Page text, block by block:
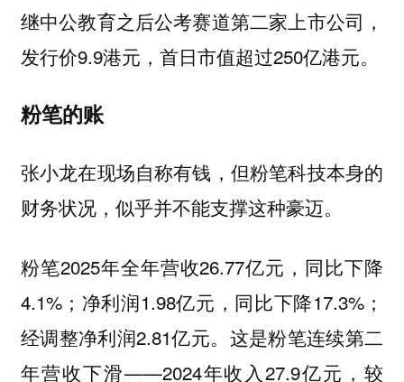
继中公教育之后公考赛道第二家上市公司，
发行价9.9港元，首日市值超过250亿港元。
粉笔的账
张小龙在现场自称有钱，但粉笔科技本身的
财务状况，似乎并不能支撑这种豪迈。
粉笔2025年全年营收26.77亿元，同比下降
4.1%；净利润1.98亿元，同比下降17.3%；
经调整净利润2.81亿元。这是粉笔连续第二
年营收下滑——2024年收入27.9亿元，较